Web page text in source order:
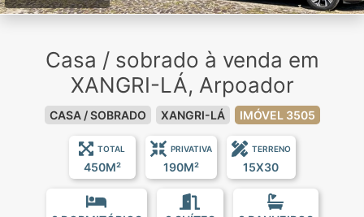
Casa / sobrado à venda em
XANGRI-LÁ, Arpoador
CASA / SOBRADO XANGRI-LÁ IMÓVEL 3505
TOTAL
450M²
PRIVATIVA
190M²
TERRENO
15X30